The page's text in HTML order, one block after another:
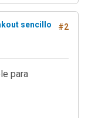
#2
sencillo
para